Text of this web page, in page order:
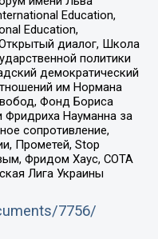
Education,
Education,
диалог, Школа
политики
демократический
им Нормана
Фонд Бориса
Науманна за
сопротивление,
Прометей, Stop
Фридом Хаус, СОТА
Лига Украины
7756/